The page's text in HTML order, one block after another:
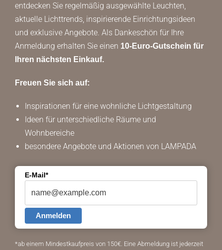
entdecken Sie regelmäßig ausgewählte Leuchten,
aktuelle Lichttrends, inspirierende Einrichtungsideen
und exklusive Angebote. Als Dankeschön für Ihre
Anmeldung erhalten Sie einen 10-Euro-Gutschein für
Ihren nächsten Einkauf.
Freuen Sie sich auf:
Inspirationen für eine wohnliche Lichtgestaltung
Ideen für unterschiedliche Räume und
Wohnbereiche
besondere Angebote und Aktionen von LAMPADA
E-Mail*
Anmelden
*ab einem Mindestkaufpreis von 150€. Eine Abmeldung ist jederzeit